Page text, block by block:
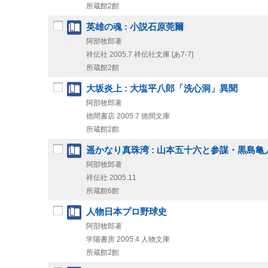
所蔵館2館
英雄の魂 : 小説石原莞爾
阿部牧郎著
祥伝社 2005.7 祥伝社文庫 [あ7-7]
所蔵館2館
大坂炎上 : 大塩平八郎「洗心洞」異聞
阿部牧郎著
徳間書店 2005.7 徳間文庫
所蔵館2館
遥かなり真珠湾 : 山本五十六と参謀・黒島亀
阿部牧郎著
祥伝社 2005.11
所蔵館6館
人物日本プロ野球史
阿部牧郎著
学陽書房 2005.4 人物文庫
所蔵館2館